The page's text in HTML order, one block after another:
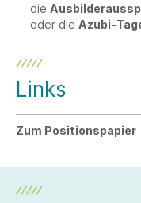
die
oder die Azubi-
Links
Zum Positionspapier